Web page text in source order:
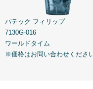
パテック フィリップ
7130G-016
ワールドタイム
※価格はお問い合わせくださ